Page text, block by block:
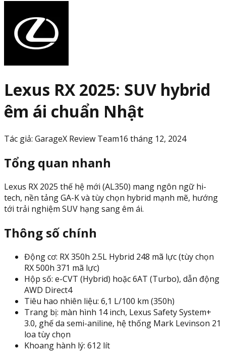
Lexus RX 2025: SUV hybrid
êm ái chuẩn Nhật
Tác giả: GarageX Review Team16 tháng 12, 2024
Tổng quan nhanh
Lexus RX 2025 thế hệ mới (AL350) mang ngôn ngữ hi-
tech, nền tảng GA-K và tùy chọn hybrid mạnh mẽ, hướng
tới trải nghiệm SUV hạng sang êm ái.
Thông số chính
Động cơ: RX 350h 2.5L Hybrid 248 mã lực (tùy chọn
RX 500h 371 mã lực)
Hộp số: e-CVT (Hybrid) hoặc 6AT (Turbo), dẫn động
AWD Direct4
Tiêu hao nhiên liệu: 6,1 L/100 km (350h)
Trang bị: màn hình 14 inch, Lexus Safety System+
3.0, ghế da semi-aniline, hệ thống Mark Levinson 21
loa tùy chọn
Khoang hành lý: 612 lít